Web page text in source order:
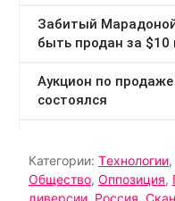
Категории: Tехнологии,
Общество, Оппозиция,
диверсии Россия